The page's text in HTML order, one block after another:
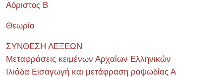
Αόριστος Β
Θεωρία
ΣΥΝΘΕΣΗ ΛΕΞΕΩΝ
Μεταφράσεις κειμένων Αρχαίων Ελληνικών
Ιλιάδα Εισαγωγή και μετάφραση ραψωδίας Α